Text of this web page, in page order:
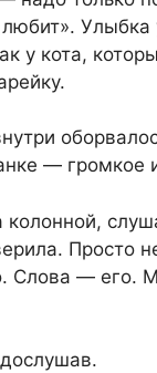
любит». Улыбка
у кота,
— громкое
колонной,
Просто
Слова — его.